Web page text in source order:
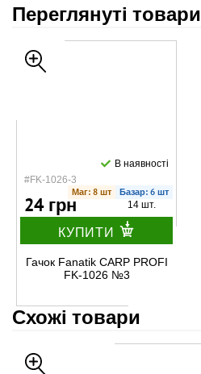
Переглянуті товари
#FK-1026-3
В наявності
Маг: 8 шт Базар: 6 шт
24 грн 14 шт.
КУПИТИ
Гачок Fanatik CARP PROFI
FK-1026 №3
Схожі товари